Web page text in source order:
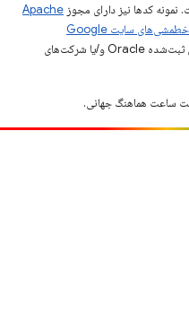
نمونه کدها نیز دارای مجوز Apache
خطمشی‌های سایت Google
مراجعه کنید. جاوا علامت تجاری ثبت‌شده Oracle و/یا شرکت‌های